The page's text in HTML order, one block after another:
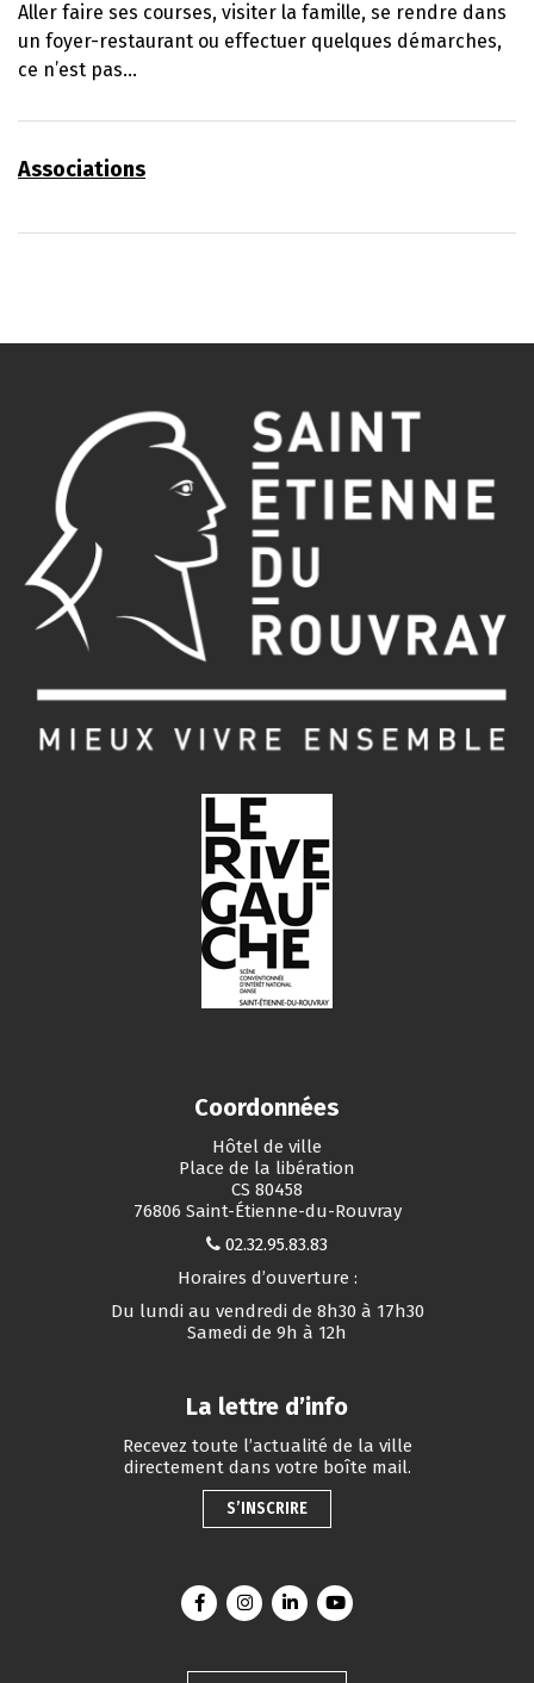
Aller faire ses courses, visiter la famille, se rendre dans
un foyer-restaurant ou effectuer quelques démarches,
ce n’est pas...
Associations
Coordonnées
Hôtel de ville
Place de la libération
CS 80458
76806 Saint-Étienne-du-Rouvray
02.32.95.83.83
Horaires d’ouverture :
Du lundi au vendredi de 8h30 à 17h30
Samedi de 9h à 12h
La lettre d’info
Recevez toute l’actualité de la ville
directement dans votre boîte mail.
S’INSCRIRE
Lien vers le compte Facebook
Lien vers le compte Instagram
Lien vers le compte Linkedin
Lien vers la chaîne